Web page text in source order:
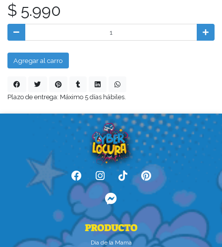
$ 5.990
Agregar al carro
Plazo de entrega: Máximo 5 días hábiles.
PRODUCTO
Dìa de la Mamà